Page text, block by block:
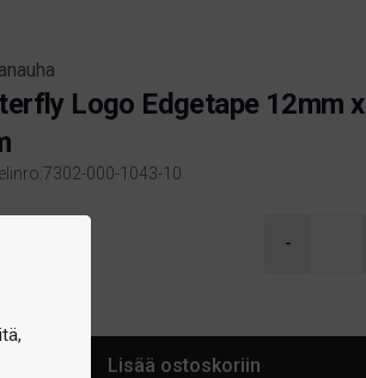
Logo Edgetape 12mm x
000-1043-10
information
-
Lisää ostoskoriin